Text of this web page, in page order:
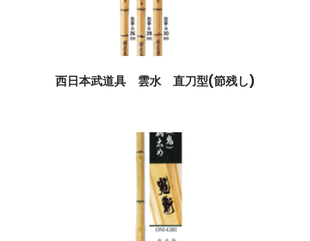
西日本武道具 雲水 直刀型(節残し)